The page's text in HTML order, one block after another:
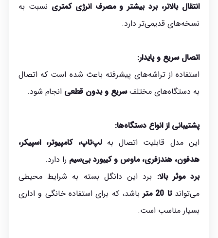
انتقال بالاتر، برد بیشتر و مصرف انرژی کمتری نسبت به
نسخه‌های قدیمی‌تر دارد.
اتصال سریع و پایدار:
استفاده از تراشه‌های پیشرفته باعث شده است که اتصال
به دستگاه‌های مختلفسریع و بدون قطعی انجام شود.
پشتیبانی از انواع دستگاه‌ها:
این مدل قابلیت اتصال بهلپ‌تاپ، کامپیوتر، اسپیکر،
هدفون، هندزفری، ماوس و کیبورد بی‌سیم را دارد.
برد موثر بالا: برد این دانگل بسته به شرایط محیطی
می‌تواندتا 20 متر
باشد، که برای استفاده خانگی و اداری
بسیار مناسب است.